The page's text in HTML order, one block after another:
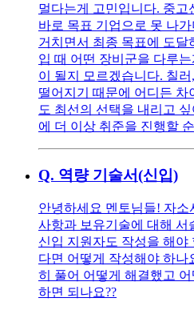
멀다는게 고민입니다. 중고
바로 목표 기업으로 못 나
거치면서 최종 목표에 도달
입 때 어떤 장비군을 다루
이 될지 모르겠습니다. 칠
떨어지기 때문에 어디든 차
도 최선의 선택을 내리고
에 더 이상 취준을 진행할
Q. 역량 기술서(신입)
안녕하세요 멘토님들! 자
사항과 보유기술에 대해 서
신입 지원자도 작성을 해야
다면 어떻게 작성해야 하나
히 풀어 어떻게 해결했고
하면 되나요??